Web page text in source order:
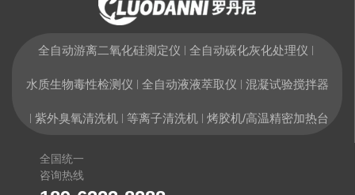
全自动游离二氧化硅测定仪 | 全自动碳化灰化处理仪 |
水质生物毒性检测仪 | 全自动液液萃取仪 | 混凝试验搅拌器
| 紫外臭氧清洗机 | 等离子清洗机 | 烤胶机/高温精密加热台
全国统一
咨询热线